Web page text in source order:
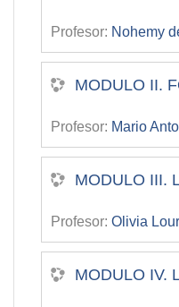
Profesor: Nohemy
MODULO II.
Profesor: Mario
MODULO III.
Profesor: Olivia
MODULO IV.